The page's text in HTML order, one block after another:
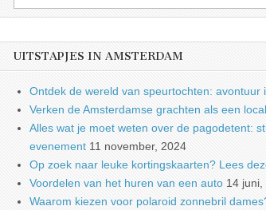
naar:
UITSTAPJES IN AMSTERDAM
Ontdek de wereld van speurtochten: avontuur
Verken de Amsterdamse grachten als een local
Alles wat je moet weten over de pagodetent:
evenement 11 november, 2024
Op zoek naar leuke kortingskaarten? Lees
Voordelen van het huren van een auto 14 juni,
Waarom kiezen voor polaroid zonnebril